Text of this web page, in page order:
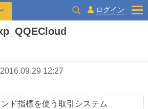
ログイン
2016.09.29 12:27
ド指標を使う取引システム